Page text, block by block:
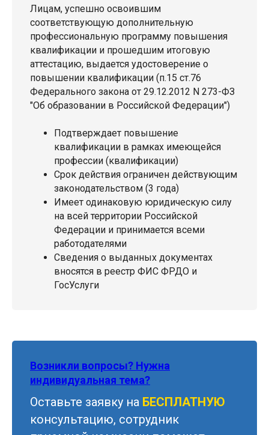
Лицам, успешно освоившим
соответствующую дополнительную
профессиональную программу повышения
квалификации и прошедшим итоговую
аттестацию, выдается удостоверение о
повышении квалификации (п.15 ст.76
Федерального закона от 29.12.2012 N 273-ФЗ
"Об образовании в Российской Федерации")
Подтверждает повышение
квалификации в рамках имеющейся
профессии (квалификации)
Срок действия ограничен действующим
законодательством (3 года)
Имеет одинаковую юридическую силу
на всей территории Российской
Федерации и принимается всеми
работодателями
Сведения о выданных документах
вносятся в реестр ФИС ФРДО и
ГосУслуги
Возникли вопросы? Нужна
индивидуальная тема?
Оставьте заявку на БЕСПЛАТНУЮ
консультацию, сотрудник